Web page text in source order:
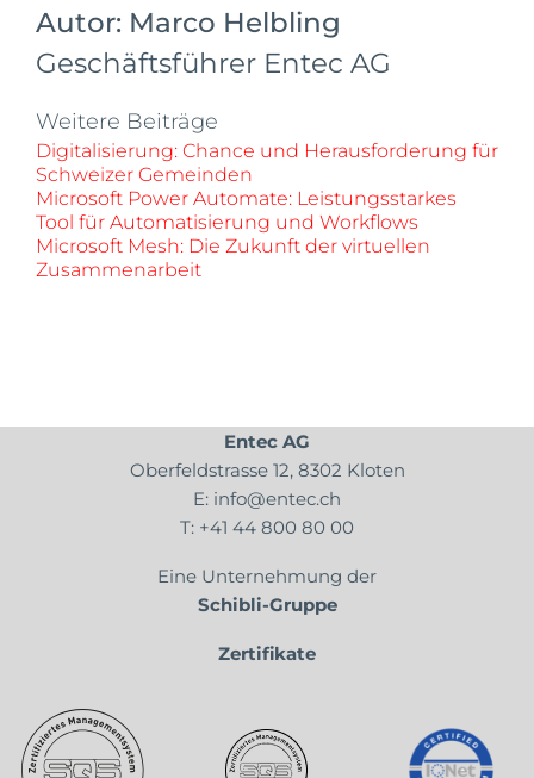
Autor: Marco Helbling
Geschäftsführer Entec AG
Weitere Beiträge
Digitalisierung: Chance und Herausforderung für
Schweizer Gemeinden
Microsoft Power Automate: Leistungsstarkes
Tool für Automatisierung und Workflows
Microsoft Mesh: Die Zukunft der virtuellen
Zusammenarbeit
Entec AG
Oberfeldstrasse 12, 8302 Kloten
E: info@entec.ch
T: +41 44 800 80 00
Eine Unternehmung der
Schibli-Gruppe
Zertifikate